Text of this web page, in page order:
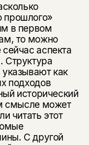
прошлого»
в первом
то можно
аспекта
Структура
как
подходов
исторический
смысле может
читать этот
С другой